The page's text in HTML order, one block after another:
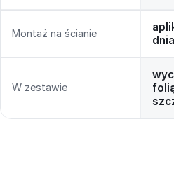
Montaż na ścianie
W zestawie